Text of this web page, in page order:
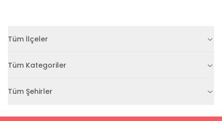
Tüm İlçeler
Tüm Kategoriler
Tüm Şehirler